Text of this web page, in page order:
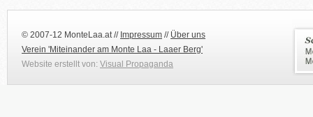
© 2007-12 MonteLaa.at // Impressum // Über uns
Verein 'Miteinander am Monte Laa - Laaer Berg'
Website erstellt von: Visual Propaganda